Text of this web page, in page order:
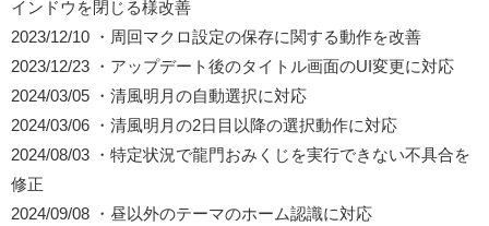
インドウを閉じる様改善
2023/12/10 ・周回マクロ設定の保存に関する動作を改善
2023/12/23 ・アップデート後のタイトル画面のUI変更に対応
2024/03/05 ・清風明月の自動選択に対応
2024/03/06 ・清風明月の2日目以降の選択動作に対応
2024/08/03 ・特定状況で龍門おみくじを実行できない不具合を
修正
2024/09/08 ・昼以外のテーマのホーム認識に対応